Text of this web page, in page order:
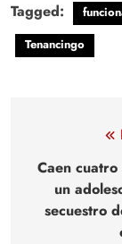
Tagged:
Tenancingo
de
entradas
Caen
un
secuestro